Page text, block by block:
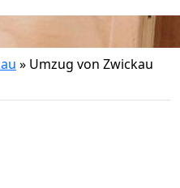
» Umzug von Zwickau